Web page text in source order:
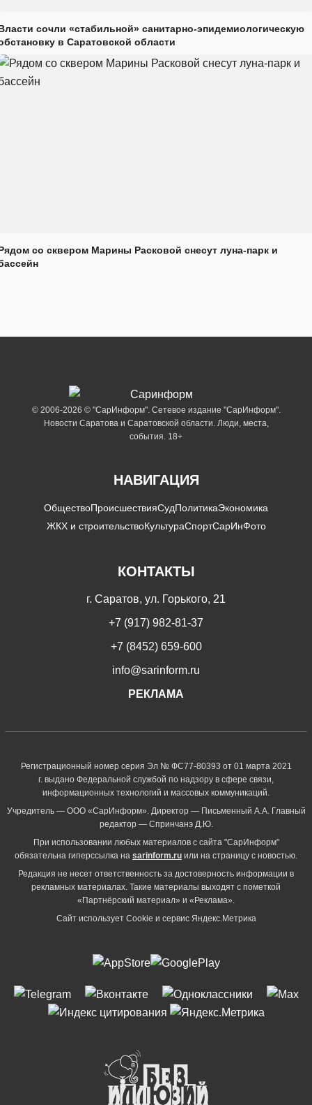
сочли «стабильной» санитарно-эпидемиологическую
в Саратовской области
со сквером Марины Расковой снесут луна-парк и
© 2006-2026 © "СарИнформ". Сетевое издание "СарИнформ".
Новости Саратова и Саратовской области. Люди, места,
события. 18+
НАВИГАЦИЯ
ОбществоПроисшествияСудПолитикаЭкономика
ЖКХ и строительствоКультураСпортСарИнФото
КОНТАКТЫ
г. Саратов, ул. Горького, 21
+7 (917) 982-81-37
+7 (8452) 659-600
info@sarinform.ru
РЕКЛАМА
Регистрационный номер серия Эл № ФС77-80393 от 01 марта 2021
г. выдано Федеральной службой по надзору в сфере связи,
информационных технологий и массовых коммуникаций.
Учредитель — ООО «СарИнформ». Директор — Письменный А.А. Главный
редактор — Спринчанэ Д.Ю.
При использовании любых материалов с сайта "СарИнформ"
обязательна гиперссылка на sarinform.ru или на страницу с новостью.
Редакция не несет ответственность за достоверность информации в
рекламных материалах. Такие материалы выходят с пометкой
«Партнёрский материал» и «Реклама».
Сайт использует Cookie и сервиc Яндекс.Метрика